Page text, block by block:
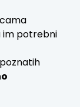
im potrebni